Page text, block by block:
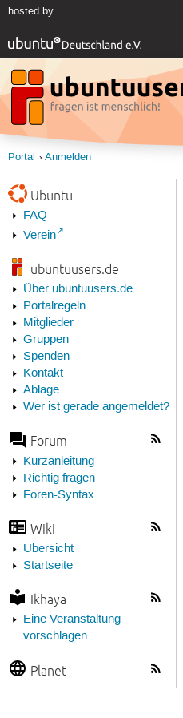
hosted by
Portal Anmelden
Ubuntu
FAQ
Verein
ubuntuusers.de
Über ubuntuusers.de
Portalregeln
Mitglieder
Gruppen
Spenden
Kontakt
Ablage
Wer ist gerade angemeldet?
Forum
Kurzanleitung
Richtig fragen
Foren-Syntax
Wiki
Übersicht
Startseite
Ikhaya
Eine Veranstaltung
vorschlagen
Planet